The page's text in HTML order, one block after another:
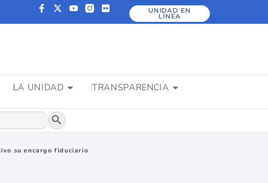
UNIDAD EN
LÍNEA
LA UNIDAD TRANSPARENCIA
Botón de búsqueda
su encargo fiduciario